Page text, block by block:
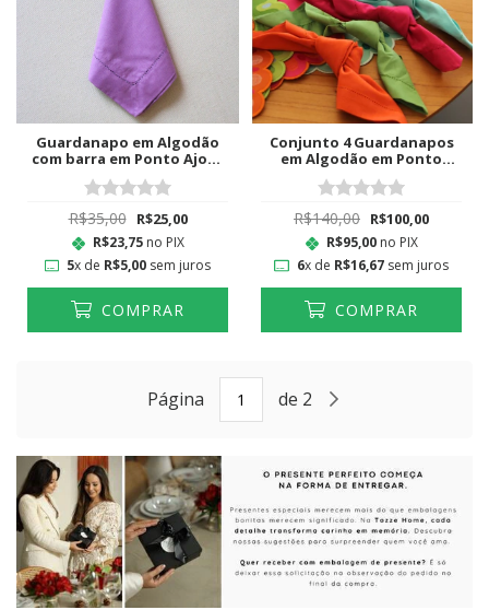
Guardanapo em Algodão
com barra em Ponto Ajour
Lilás
R$35,00 R$25,00
R$23,75no PIX
5x de R$5,00 sem juros
COMPRAR
Conjunto 4 Guardanapos
em Algodão em Ponto
Ajour Colorido II
R$140,00 R$100,00
R$95,00no PIX
6x de R$16,67sem juros
COMPRAR
Página de 2